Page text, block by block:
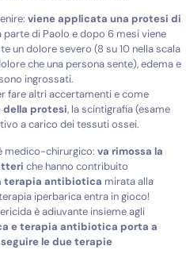
viene applicata una protesi di
parte di Paolo e dopo 6 mesi viene
un dolore severo (8 su 10 nella scala
che una persona sente), edema e
ingrossati.
fare altri accertamenti e come
della protesi, la scintigrafia (esame
a carico dei tessuti ossei.
medico-chirurgico: va rimossa la
che hanno contribuito
terapia antibiotica mirata alla
iperbarica entra in gioco!
è adiuvante insieme agli
e terapia antibiotica porta a
le due terapie